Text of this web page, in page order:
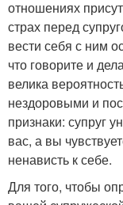
отношениях
страх перед
вести себя с ним
что говорите и
велика
нездоровыми и
признаки: супруг
вас, а вы
ненависть к себе.
Для того, чтобы